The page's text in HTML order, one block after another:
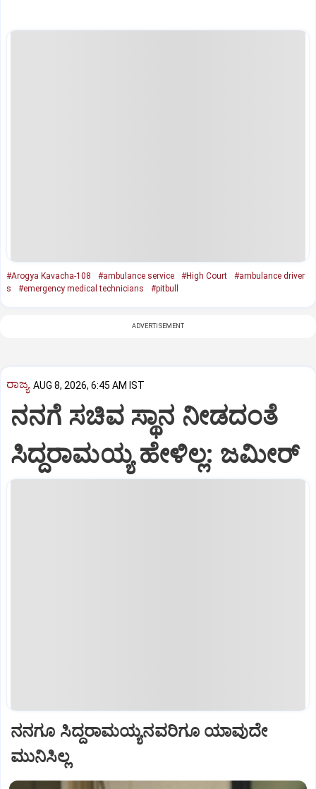
#Arogya Kavacha-108 #ambulance service #High Court
#ambulance driver
s
#emergency medical technicians #pitbull
ADVERTISEMENT
ರಾಜ್ಯ AUG 8, 2026, 6:45 AM IST
ನನಗೆ ಸಚಿವ ಸ್ಥಾನ ನೀಡದಂತೆ
ಸಿದ್ದರಾಮಯ್ಯ ಹೇಳಿಲ್ಲ: ಜಮೀರ್
ನನಗೂ ಸಿದ್ದರಾಮಯ್ಯನವರಿಗೂ ಯಾವುದೇ
ಮುನಿಸಿಲ್ಲ